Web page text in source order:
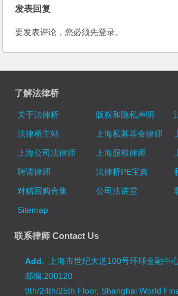
发表回复
要发表评论，您必须先登录。
了解法律桥
关于法律桥 版权和隐私声明
法律桥主站
上海私募基金律师
上海公司法律师
上海股权律师
聘请律师
法律桥PE宝典
对赌回购合集
公司法讲堂
Sitemap
联系律师 Contact Us
Add: 上海市世纪大道100号环球金融中
邮编:200120
9th/24th/25th Floor, Shanghai World